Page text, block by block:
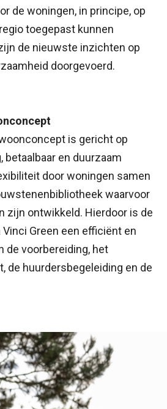
de woningen, in principe, op
toegepast kunnen
de nieuwste inzichten op
doorgevoerd.
is gericht op
en duurzaam
door woningen samen
waarvoor
zijn ontwikkeld. Hierdoor is de
Green een efficiënt en
de voorbereiding, het
de huurdersbegeleiding en de